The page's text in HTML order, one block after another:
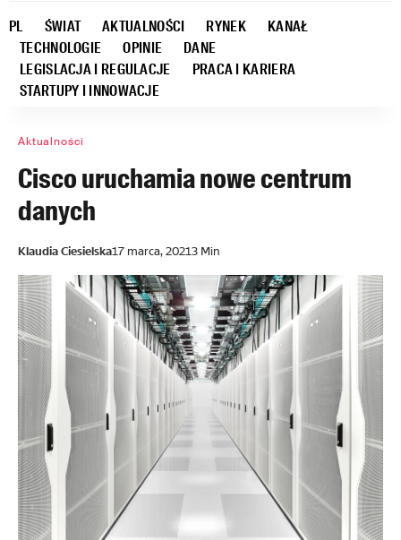
PL ŚWIAT AKTUALNOŚCI RYNEK
KANAŁ
TECHNOLOGIE
OPINIE
DANE
LEGISLACJA I REGULACJE
PRACA I KARIERA
STARTUPY I INNOWACJE
Aktualności
Cisco uruchamia nowe centrum
danych
Klaudia Ciesielska17 marca, 20213 Min